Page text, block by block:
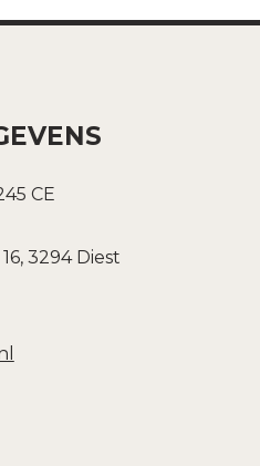
CE
3294 Diest